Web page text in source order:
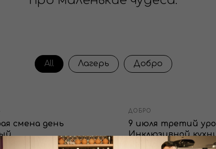
All Лагерь Добро
смена день
ДОБРО
9 июля третий
Инклюзивной